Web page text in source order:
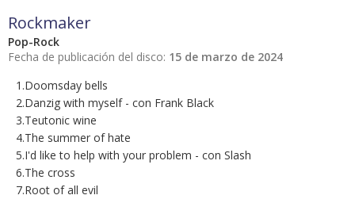
Rockmaker
Pop-Rock
Fecha de publicación del disco: 15 de marzo de 2024
1.Doomsday bells
2.Danzig with myself - con Frank Black
3.Teutonic wine
4.The summer of hate
5.I'd like to help with your problem - con Slash
6.The cross
7.Root of all evil